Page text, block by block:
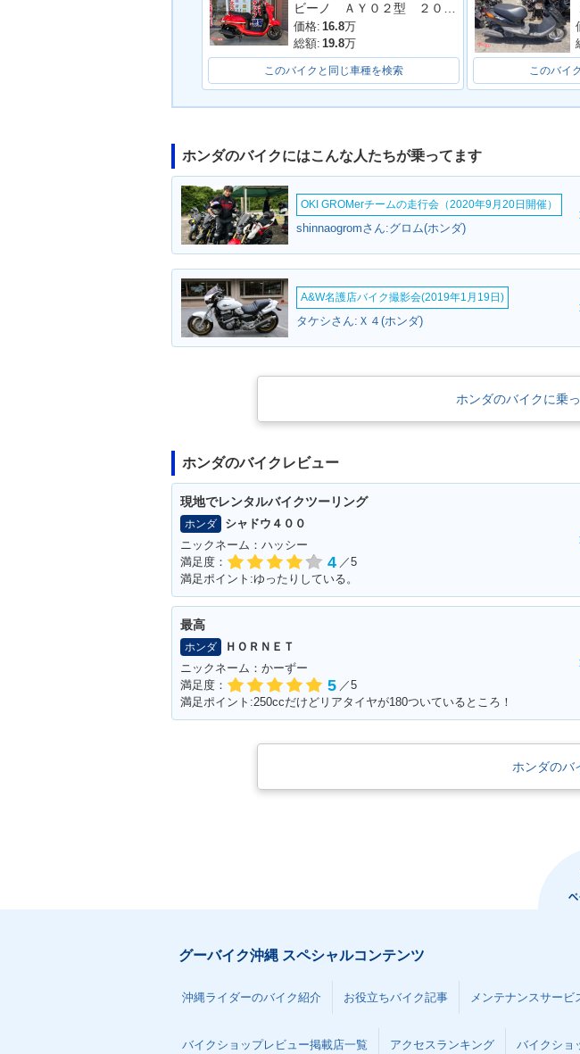
チェンジ
ナーチェンジ
ーチェンジ
2008年 TODAY Specia
l・追加
2007年 TODAY・フルモ
2007年 TODAY Delux
2004年 TODAY・カラー
チェンジ
2002年 TODAY・新登場
価格: 16.8万
総額: 19.8万
このバイクと同じ車種を検索 このバイ
ホンダのバイクにはこんな人たちが乗ってます
OKI GROMerチームの走行会（2020年9月20日開催）
shinnaogromさん:グロム(ホンダ)
A&W名護店バイク撮影会(2019年1月19日)
タケシさん:Ｘ４(ホンダ)
ホンダのバイクに乗
ホンダのバイクレビュー
現地でレンタルバイクツーリング
ホンダ
シャドウ４００
ニックネーム：ハッシー
満足度：
4 ／5
満足ポイント:ゆったりしている。
最高
ホンダ
ＨＯＲＮＥＴ
ニックネーム：かーずー
満足度：
5 ／5
満足ポイント:250ccだけどリアタイヤが180ついているところ！
ホンダのバ
グーバイク沖縄 スペシャルコンテンツ
沖縄ライダーのバイク紹介 お役立ちバイク記事 メンテナンスサービ
バイクショップレビュー掲載店一覧 アクセスランキング バイクショ